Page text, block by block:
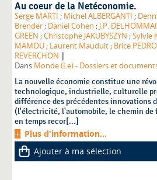
Au coeur de la Netéconomie.
Serge MARTI ; Michel ALBERGANTI ;
Brender ; Daniel Cohen ; J.P.
GREEN ;Christophe JAKUBYSZYN ;Sylvie
MAMOU ; Laurent Mauduit ; Brice
REVERCHON |
Dans Monde (Le) - Dossiers et
La nouvelle économie constitue une
technologique, industrielle, culturelle
différence des précédentes innovations
(l'électricité, l'automobile, le chemin de
en temps recor[...]
Plus d'information...
Ajouter à ma sélection